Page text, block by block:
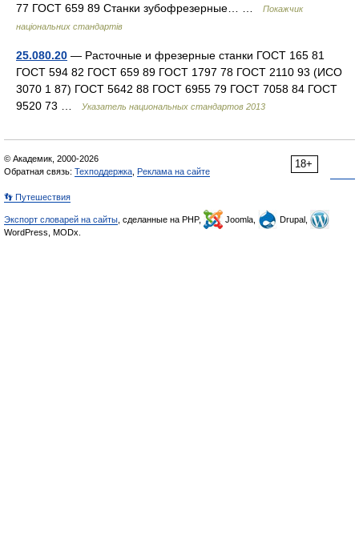
77 ГОСТ 659 89 Станки зубофрезерные… …
Покажчик
національних стандартів
25.080.20 — Расточные и фрезерные станки ГОСТ 165 81
ГОСТ 594 82 ГОСТ 659 89 ГОСТ 1797 78 ГОСТ 2110 93 (ИСО
3070 1 87) ГОСТ 5642 88 ГОСТ 6955 79 ГОСТ 7058 84 ГОСТ
9520 73 …
Указатель национальных стандартов 2013
18+
© Академик, 2000-2026
Обратная связь: Техподдержка Реклама на сайте
👣 Путешествия
Экспорт словарей на сайты , сделанные на PHP, Joomla,
Drupal,
WordPress, MODx.